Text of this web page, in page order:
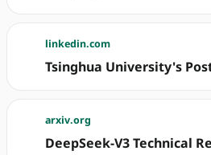
linkedin.com
Tsinghua University's
arxiv.org
DeepSeek-V3 Technical